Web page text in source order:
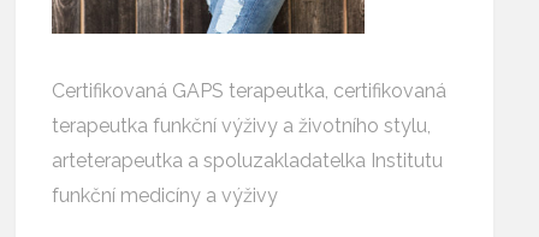
Certifikovaná GAPS terapeutka, certifikovaná
terapeutka funkční výživy a životního stylu,
arteterapeutka a spoluzakladatelka Institutu
funkční medicíny a výživy